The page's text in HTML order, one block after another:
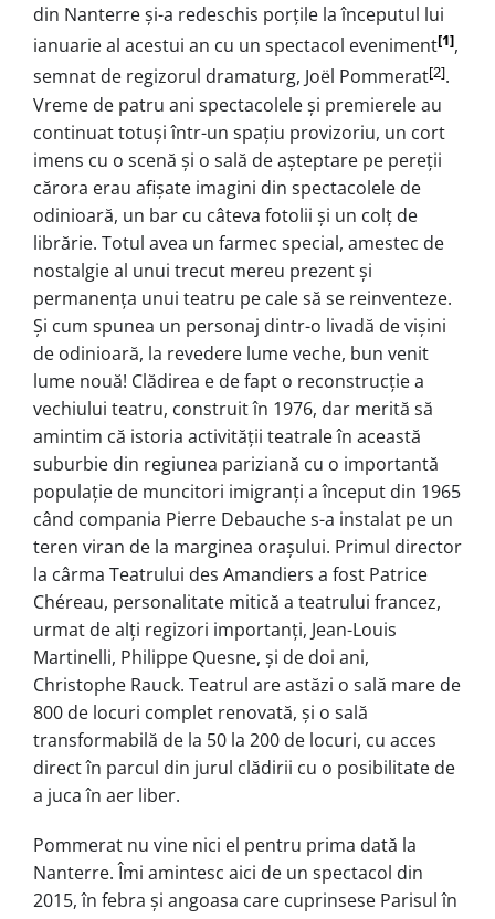
din Nanterre și-a redeschis porțile la începutul lui
ianuarie al acestui an cu un spectacol eveniment[1],
semnat de regizorul dramaturg, Joël Pommerat[2].
Vreme de patru ani spectacolele şi premierele au
continuat totuşi într-un spaţiu provizoriu, un cort
imens cu o scenă și o sală de aşteptare pe pereţii
cărora erau afişate imagini din spectacolele de
odinioară, un bar cu câteva fotolii și un colț de
librărie. Totul avea un farmec special, amestec de
nostalgie al unui trecut mereu prezent şi
permanenţa unui teatru pe cale să se reinventeze.
Şi cum spunea un personaj dintr-o livadă de vişini
de odinioară, la revedere lume veche, bun venit
lume nouă! Clădirea e de fapt o reconstrucţie a
vechiului teatru, construit în 1976, dar merită să
amintim că istoria activității teatrale în această
suburbie din regiunea pariziană cu o importantă
populaţie de muncitori imigranţi a început din 1965
când compania Pierre Debauche s-a instalat pe un
teren viran de la marginea orașului. Primul director
la cârma Teatrului des Amandiers a fost Patrice
Chéreau, personalitate mitică a teatrului francez,
urmat de alţi regizori importanţi, Jean-Louis
Martinelli, Philippe Quesne, şi de doi ani,
Christophe Rauck. Teatrul are astăzi o sală mare de
800 de locuri complet renovată, și o sală
transformabilă de la 50 la 200 de locuri, cu acces
direct în parcul din jurul clădirii cu o posibilitate de
a juca în aer liber.
Pommerat nu vine nici el pentru prima dată la
Nanterre. Îmi amintesc aici de un spectacol din
2015, în febra şi angoasa care cuprinsese Parisul în